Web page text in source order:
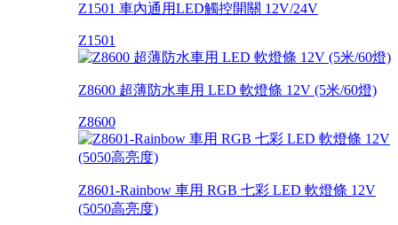
Z1501 車內通用LED觸控開關 12V/24V
Z1501
Z8600 超薄防水車用 LED 軟燈條 12V (5米/60燈)
Z8600
Z8601-Rainbow 車用 RGB 七彩 LED 軟燈條 12V
(5050高亮度)